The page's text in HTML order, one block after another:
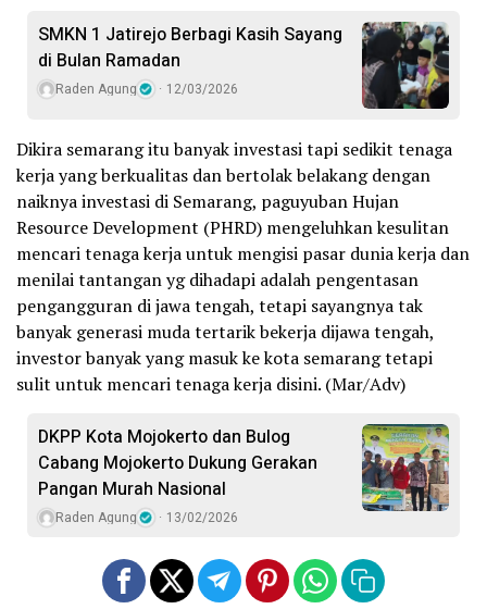
SMKN 1 Jatirejo Berbagi Kasih Sayang
di Bulan Ramadan
Raden Agung 12/03/2026
Dikira semarang itu banyak investasi tapi sedikit tenaga
kerja yang berkualitas dan bertolak belakang dengan
naiknya investasi di Semarang, paguyuban Hujan
Resource Development (PHRD) mengeluhkan kesulitan
mencari tenaga kerja untuk mengisi pasar dunia kerja dan
menilai tantangan yg dihadapi adalah pengentasan
pengangguran di jawa tengah, tetapi sayangnya tak
banyak generasi muda tertarik bekerja dijawa tengah,
investor banyak yang masuk ke kota semarang tetapi
sulit untuk mencari tenaga kerja disini. (Mar/Adv)
DKPP Kota Mojokerto dan Bulog
Cabang Mojokerto Dukung Gerakan
Pangan Murah Nasional
Raden Agung 13/02/2026